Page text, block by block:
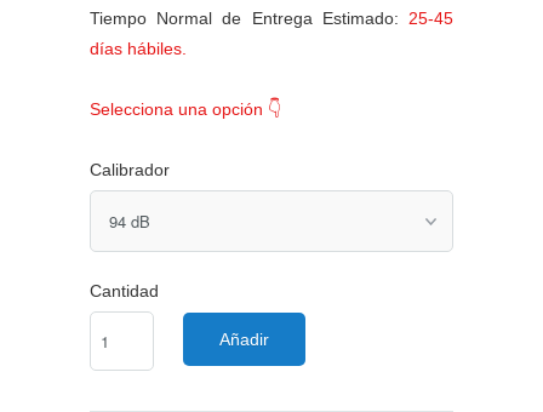
Tiempo Normal de Entrega Estimado: 25-45
días hábiles.
Selecciona una opción 👇
Calibrador
Cantidad
Añadir